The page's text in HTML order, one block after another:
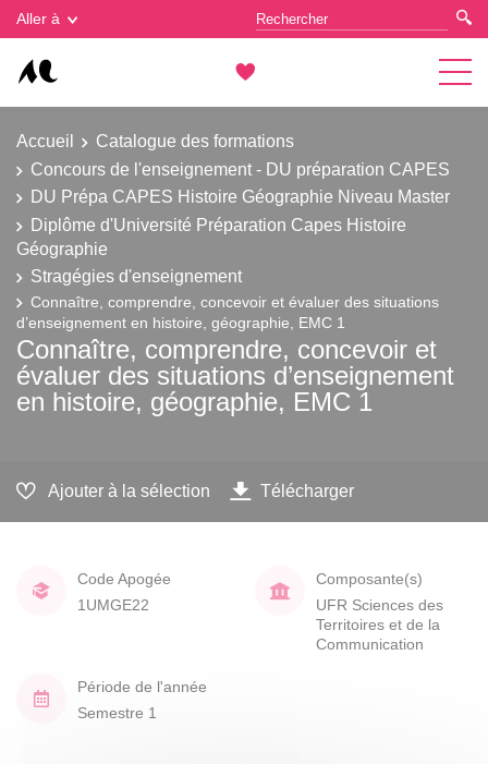
Aller à
Accueil
Catalogue des formations
Concours de l'enseignement - DU préparation CAPES
DU Prépa CAPES Histoire Géographie Niveau Master
Diplôme d'Université Préparation Capes Histoire
Géographie
Stragégies d'enseignement
Connaître, comprendre, concevoir et évaluer des situations
d’enseignement en histoire, géographie, EMC 1
Connaître, comprendre, concevoir et
évaluer des situations d’enseignement
en histoire, géographie, EMC 1
Ajouter à la sélection Télécharger
Code Apogée
1UMGE22
Composante(s)
UFR Sciences des
Territoires et de la
Communication
Période de l'année
Semestre 1
Gestion des cookies